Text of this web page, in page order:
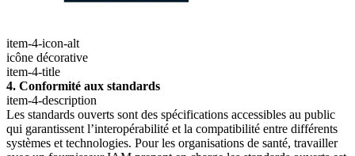
item-4-icon-alt
icône décorative
item-4-title
4. Conformité aux standards
item-4-description
Les standards ouverts sont des spécifications accessibles au public
qui garantissent l’interopérabilité et la compatibilité entre différents
systèmes et technologies. Pour les organisations de santé, travailler